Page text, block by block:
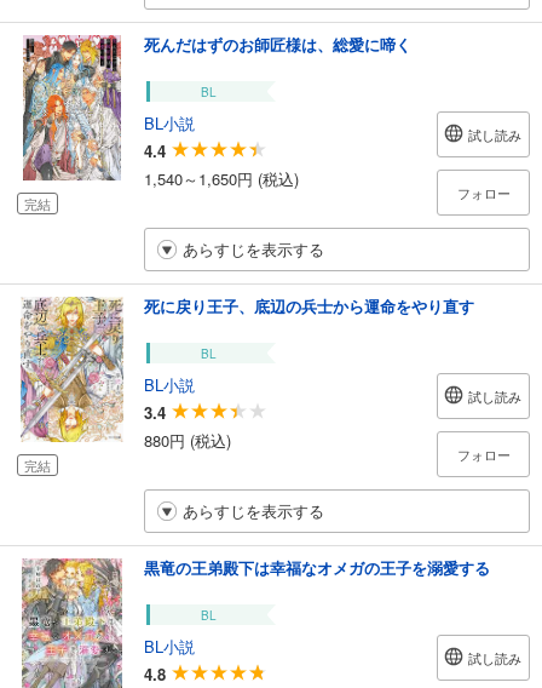
完結
死んだはずのお師匠様は、総愛に啼く
BL
BL小説
4.4
1,540～1,650円 (税込)
試し読み
フォロー
あらすじを表示する
完結
死に戻り王子、底辺の兵士から運命をやり直す
BL
BL小説
3.4
880円 (税込)
試し読み
フォロー
あらすじを表示する
黒竜の王弟殿下は幸福なオメガの王子を溺愛する
BL
BL小説
4.8
試し読み